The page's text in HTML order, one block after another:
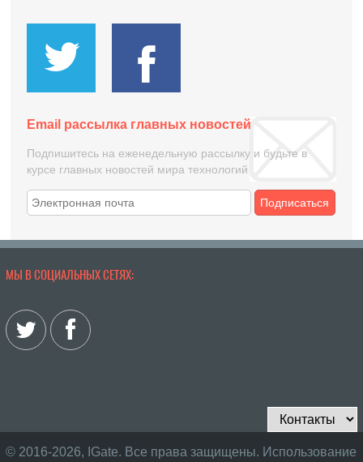
Email рассылка главных новостей
Подпишитесь на еженедельную рассылку и будьте в
курсе главных новостей мира технологий
Подписаться
МЫ В СОЦИАЛЬНЫХ СЕТЯХ:
© 2016-2026, IGate. Все права защищены. Использование